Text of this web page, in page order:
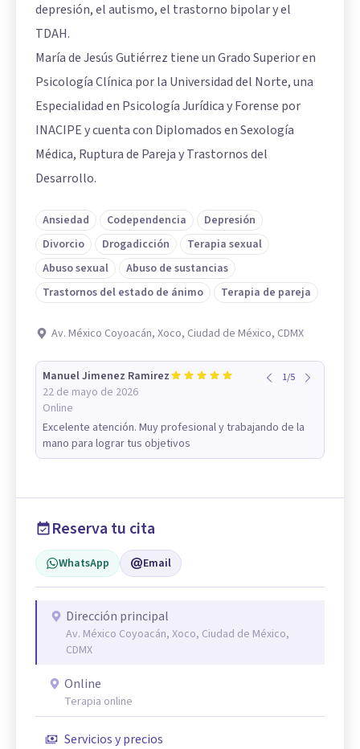
depresión, el autismo, el trastorno bipolar y el
TDAH.
María de Jesús Gutiérrez tiene un Grado Superior en
Psicología Clínica por la Universidad del Norte, una
Especialidad en Psicología Jurídica y Forense por
INACIPE y cuenta con Diplomados en Sexología
Médica, Ruptura de Pareja y Trastornos del
Desarrollo.
Ansiedad Codependencia
Depresión
Divorcio
Drogadicción
Terapia sexual
Abuso sexual
Abuso de sustancias
Trastornos del estado de ánimo
Terapia de pareja
Av. México Coyoacán, Xoco, Ciudad de México, CDMX
Manuel Jimenez Ramirez
22 de mayo de 2026
Online
1/5
Excelente atención. Muy profesional y trabajando de la
mano para lograr tus objetivos
Reserva tu cita
WhatsApp Email
Dirección principal
Av. México Coyoacán, Xoco, Ciudad de México,
CDMX
Online
Terapia online
Servicios y precios